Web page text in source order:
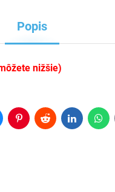
Popis
nižšie)
PinterestRedditLinkedIn